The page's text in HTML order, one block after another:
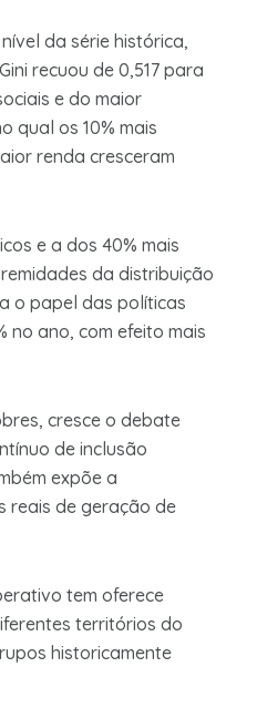
da série histórica,
recuou de 0,517 para
e do maior
qual os 10% mais
renda cresceram
e a dos 40% mais
da distribuição
o papel das políticas
no ano, com efeito mais
cresce o debate
de inclusão
expõe a
reais de geração de
tem oferece
territórios do
historicamente